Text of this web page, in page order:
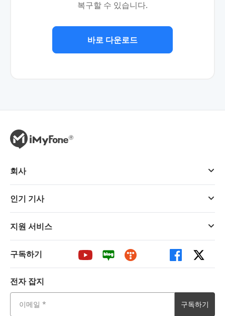
복구할 수 있습니다.
바로 다운로드
회사
인기 기사
지원 서비스
구독하기
전자 잡지
구독하기